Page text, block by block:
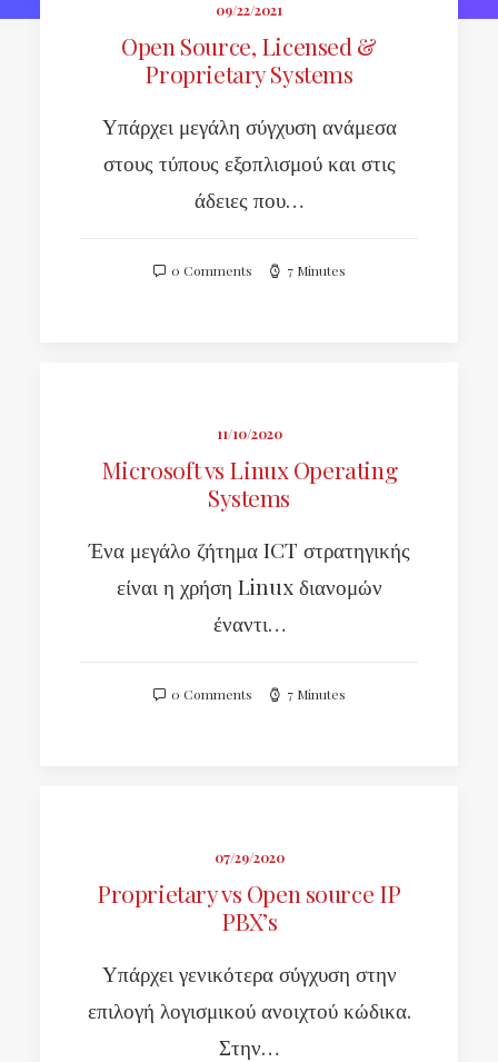
09/22/2021
Open Source, Licensed &
Proprietary Systems
Υπάρχει μεγάλη σύγχυση ανάμεσα
στους τύπους εξοπλισμού και στις
άδειες που…
0 Comments 7 Minutes
11/10/2020
Microsoft vs Linux Operating
Systems
Ένα μεγάλο ζήτημα ICT στρατηγικής
είναι η χρήση Linux διανομών
έναντι…
0 Comments 7 Minutes
07/29/2020
Proprietary vs Open source IP
PBX’s
Υπάρχει γενικότερα σύγχυση στην
επιλογή λογισμικού ανοιχτού κώδικα.
Στην…